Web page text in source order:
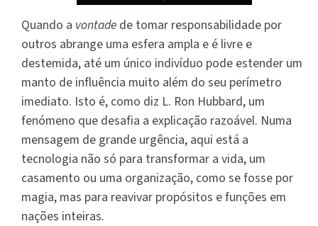
Quando a vontade de tomar responsabilidade por
outros abrange uma esfera ampla e é livre e
destemida, até um único indivíduo pode estender um
manto de influência muito além do seu perímetro
imediato. Isto é, como diz L. Ron Hubbard, um
fenómeno que desafia a explicação razoável. Numa
mensagem de grande urgência, aqui está a
tecnologia não só para transformar a vida, um
casamento ou uma organização, como se fosse por
magia, mas para reavivar propósitos e funções em
nações inteiras.